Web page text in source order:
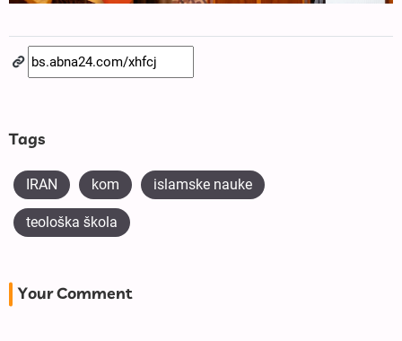
Tags
IRAN kom islamske nauke
teološka škola
Your Comment